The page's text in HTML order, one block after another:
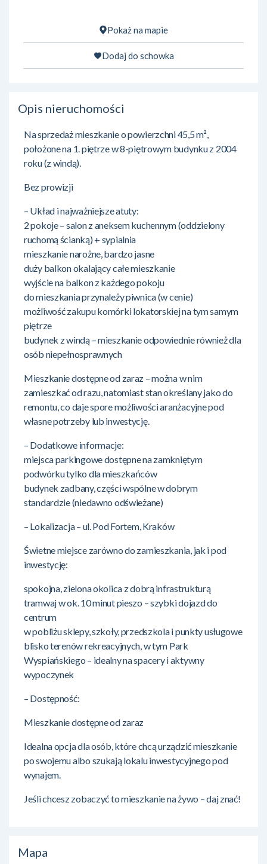
Pokaż na mapie
Dodaj do schowka
Opis nieruchomości
Na sprzedaż mieszkanie o powierzchni 45,5 m²,
położone na 1. piętrze w 8-piętrowym budynku z 2004
roku (z windą).
Bez prowizji
– Układ i najważniejsze atuty:
2 pokoje – salon z aneksem kuchennym (oddzielony
ruchomą ścianką) + sypialnia
mieszkanie narożne, bardzo jasne
duży balkon okalający całe mieszkanie
wyjście na balkon z każdego pokoju
do mieszkania przynależy piwnica (w cenie)
możliwość zakupu komórki lokatorskiej na tym samym
piętrze
budynek z windą – mieszkanie odpowiednie również dla
osób niepełnosprawnych
Mieszkanie dostępne od zaraz – można w nim
zamieszkać od razu, natomiast stan określany jako do
remontu, co daje spore możliwości aranżacyjne pod
własne potrzeby lub inwestycję.
– Dodatkowe informacje:
miejsca parkingowe dostępne na zamkniętym
podwórku tylko dla mieszkańców
budynek zadbany, części wspólne w dobrym
standardzie (niedawno odświeżane)
– Lokalizacja – ul. Pod Fortem, Kraków
Świetne miejsce zarówno do zamieszkania, jak i pod
inwestycję:
spokojna, zielona okolica z dobrą infrastrukturą
tramwaj w ok. 10 minut pieszo – szybki dojazd do
centrum
w pobliżu sklepy, szkoły, przedszkola i punkty usługowe
blisko terenów rekreacyjnych, w tym Park
Wyspiańskiego – idealny na spacery i aktywny
wypoczynek
– Dostępność:
Mieszkanie dostępne od zaraz
Idealna opcja dla osób, które chcą urządzić mieszkanie
po swojemu albo szukają lokalu inwestycyjnego pod
wynajem.
Jeśli chcesz zobaczyć to mieszkanie na żywo – daj znać!
Mapa